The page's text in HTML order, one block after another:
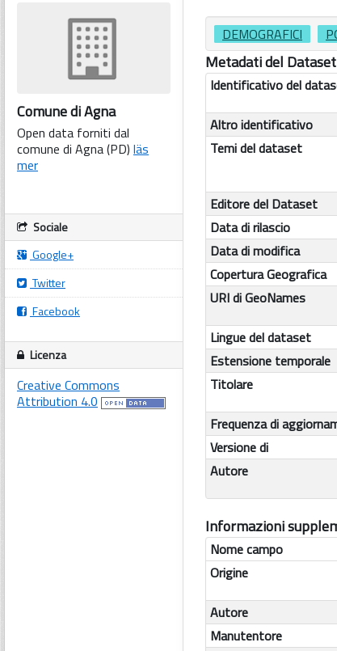
DEMOGRAFICI
Metadati del Dataset
Identificativo del
Altro identificativo
Temi del dataset
Editore del Dataset
Data di rilascio
Data di modifica
Copertura Geografica
URI di GeoNames
Lingue del dataset
Estensione temporale
Titolare
Frequenza di
Versione di
Autore
Informazioni
Nome campo
Origine
Autore
Manutentore
Comune di Agna
Open data forniti dal
comune di Agna (PD) läs
mer
Sociale
Google+
Twitter
Facebook
Licenza
Creative Commons
Attribution 4.0